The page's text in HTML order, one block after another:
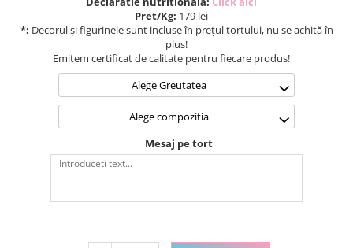
Pret/Kg: 179 lei
*: Decorul și figurinele sunt incluse în prețul tortului, nu se achită în
plus!
Emitem certificat de calitate pentru fiecare produs!
Alege Greutatea
Alege compozitia
Mesaj pe tort